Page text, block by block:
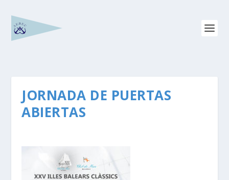
JORNADA DE PUERTAS
ABIERTAS